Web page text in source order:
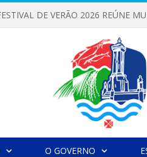
O GOVERNO